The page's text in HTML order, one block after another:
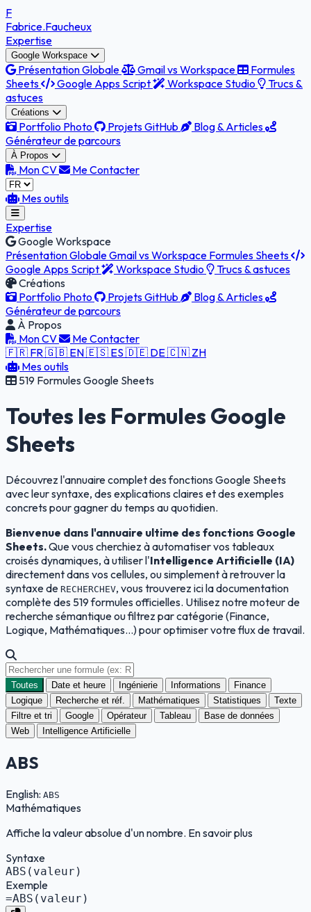
F
Fabrice.Faucheux
Expertise
Google Workspace
Présentation Globale Gmail vs Workspace
Formules
Sheets
Google Apps Script Workspace Studio
Trucs &
astuces
Créations
Portfolio Photo Projets GitHub
Blog & Articles
Générateur de parcours
À Propos
Mon CV Me Contacter
Mes outils
Expertise
Google Workspace
Présentation GlobaleGmail vs Workspace Formules Sheets
Google Apps Script
Workspace Studio
Trucs & astuces
Créations
Portfolio Photo
Projets GitHub
Blog & Articles
Générateur de parcours
À Propos
Mon CV
Me Contacter
🇫🇷 FR🇬🇧 EN🇪🇸 ES 🇩🇪 DE🇨🇳 ZH
Mes outils
519 Formules Google Sheets
Toutes les Formules Google
Sheets
Découvrez l'annuaire complet des fonctions Google Sheets
avec leur syntaxe, des explications claires et des exemples
concrets pour gagner du temps au quotidien.
Bienvenue dans l'annuaire ultime des fonctions Google
Sheets.Que vous cherchiez à automatiser vos tableaux
croisés dynamiques, à utiliser l'Intelligence Artificielle (IA)
directement dans vos cellules, ou simplement à retrouver la
syntaxe de RECHERCHEV, vous trouverez ici la documentation
complète des 519 formules officielles. Utilisez notre moteur de
recherche sémantique ou filtrez par catégorie (Finance,
Logique, Mathématiques...) pour optimiser votre flux de travail.
Toutes Date et heure Ingénierie Informations
Finance
Logique
Recherche et réf. Mathématiques Statistiques
Texte
Filtre et tri
Google Opérateur Tableau
Base de données
Web
Intelligence Artificielle
ABS
English: ABS
Mathématiques
Affiche la valeur absolue d'un nombre. En savoir plus
Syntaxe
ABS(valeur)
Exemple
=ABS(valeur)